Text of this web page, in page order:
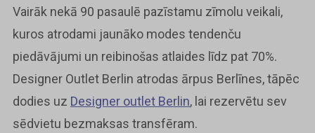
Vairāk nekā 90 pasaulē pazīstamu zīmolu veikali,
kuros atrodami jaunāko modes tendenču
piedāvājumi un reibinošas atlaides līdz pat 70%.
Designer Outlet Berlin atrodas ārpus Berlīnes, tāpēc
dodies uz Designer outlet Berlin, lai rezervētu sev
sēdvietu bezmaksas transfēram.